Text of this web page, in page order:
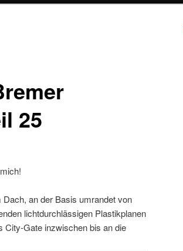
25
an der Basis umrandet von
lichtdurchlässigen Plastikplanen
City-Gate inzwischen bis an die